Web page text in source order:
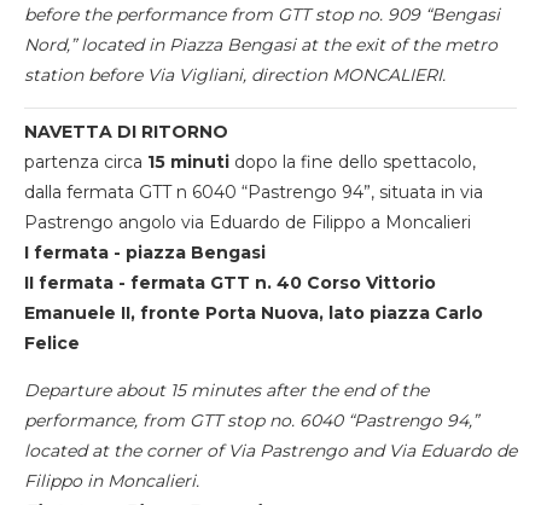
before the performance from GTT stop no. 909 “Bengasi
Nord,” located in Piazza Bengasi at the exit of the metro
station before Via Vigliani, direction MONCALIERI.
NAVETTA DI RITORNO
partenza circa 15 minuti dopo la fine dello spettacolo,
dalla fermata GTT n 6040 “Pastrengo 94”, situata in via
Pastrengo angolo via Eduardo de Filippo a Moncalieri
I fermata - piazza Bengasi
II fermata - fermata GTT n. 40 Corso Vittorio
Emanuele II, fronte Porta Nuova, lato piazza Carlo
Felice
Departure about 15 minutes after the end of the
performance, from GTT stop no. 6040 “Pastrengo 94,”
located at the corner of Via Pastrengo and Via Eduardo de
Filippo in Moncalieri.